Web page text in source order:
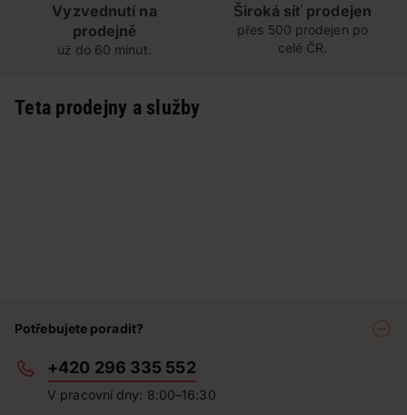
Vyzvednutí na
prodejně
už do 60 minut.
Široká síť prodejen
přes 500 prodejen po
celé ČR.
Teta prodejny a služby
Potřebujete poradit?
+420 296 335 552
V pracovní dny: 8:00–16:30